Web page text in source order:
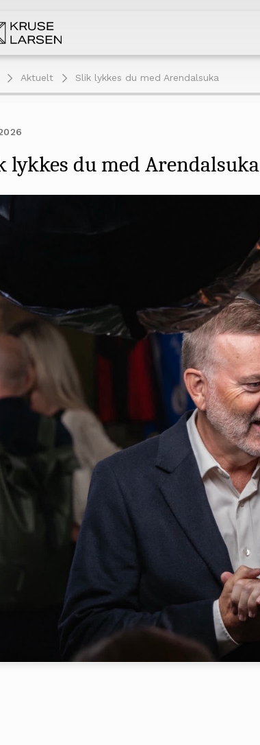
Aktuelt Slik lykkes du med Arendalsuka
lykkes du med Arendalsuka